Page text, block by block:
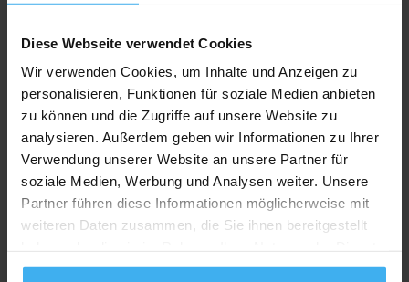
Diese Webseite verwendet Cookies
Wir verwenden Cookies, um Inhalte und Anzeigen zu
personalisieren, Funktionen für soziale Medien anbieten
zu können und die Zugriffe auf unsere Website zu
analysieren. Außerdem geben wir Informationen zu Ihrer
Verwendung unserer Website an unsere Partner für
soziale Medien, Werbung und Analysen weiter. Unsere
Partner führen diese Informationen möglicherweise mit
weiteren Daten zusammen, die Sie ihnen bereitgestellt
gesammelt haben.